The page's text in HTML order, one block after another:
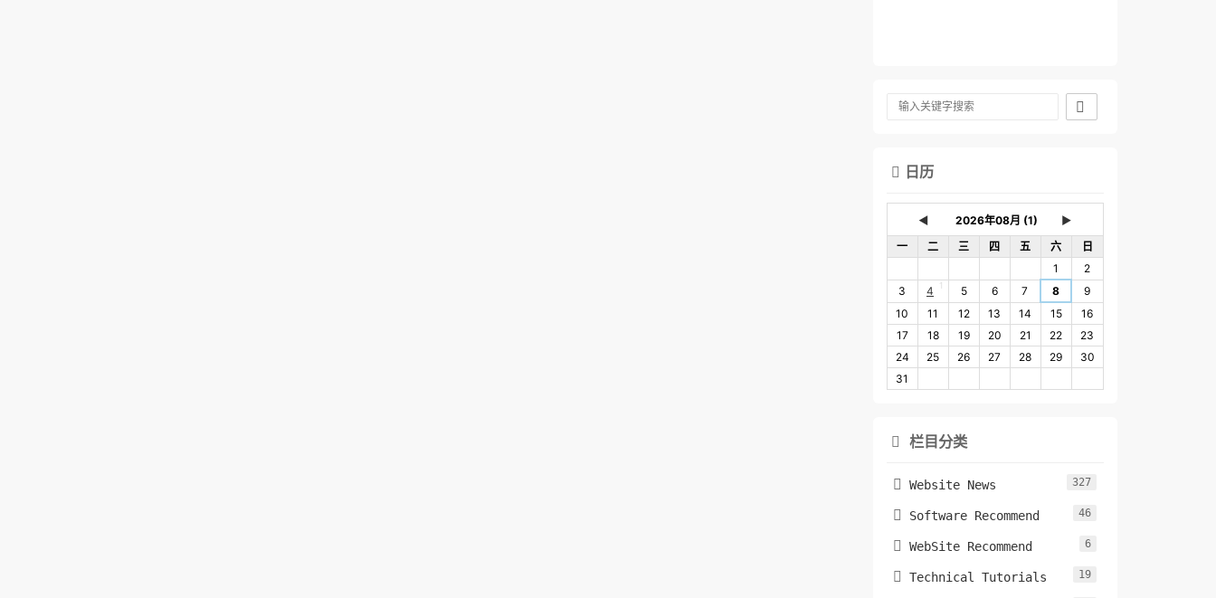

 日历
◄
►
一
二 三 四 五 六
日
1
2
3
4 1 5 6 7 8
9
10
11 12 13 14 15
16
17
18 19 20 21 22
23
24
25 26 27 28 29
30
31
 栏目分类
 Website News 327
 Software Recommend 46
 WebSite Recommend 6
 Technical Tutorials 19